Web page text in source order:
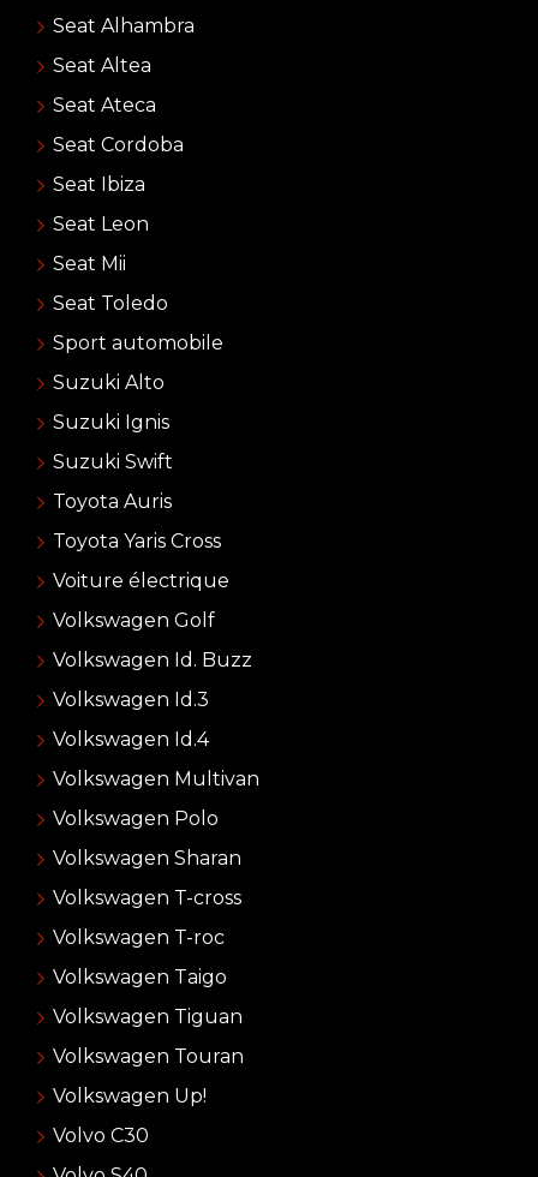
Seat Alhambra
Seat Altea
Seat Ateca
Seat Cordoba
Seat Ibiza
Seat Leon
Seat Mii
Seat Toledo
Sport automobile
Suzuki Alto
Suzuki Ignis
Suzuki Swift
Toyota Auris
Toyota Yaris Cross
Voiture électrique
Volkswagen Golf
Volkswagen Id. Buzz
Volkswagen Id.3
Volkswagen Id.4
Volkswagen Multivan
Volkswagen Polo
Volkswagen Sharan
Volkswagen T-cross
Volkswagen T-roc
Volkswagen Taigo
Volkswagen Tiguan
Volkswagen Touran
Volkswagen Up!
Volvo C30